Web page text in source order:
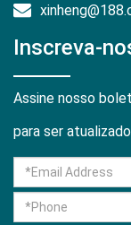
Inscreva-
Assine nosso
para ser